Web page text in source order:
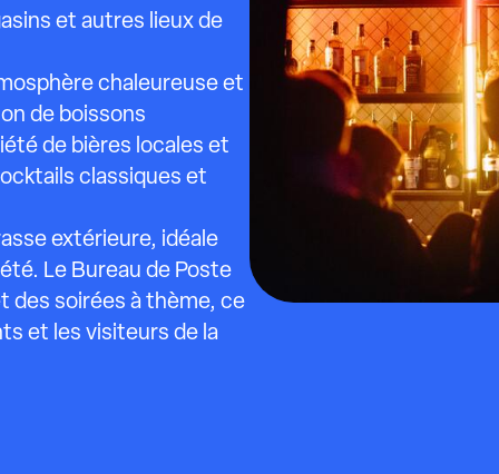
et autres lieux de
chaleureuse et
de boissons
de bières locales et
classiques et
extérieure, idéale
Le Bureau de Poste
des soirées à thème, ce
et les visiteurs de la